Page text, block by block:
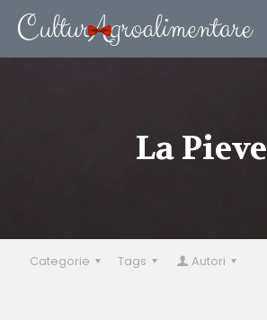
La Pieve
Categorie Tags Autori